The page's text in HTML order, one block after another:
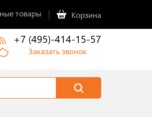
товары Корзина
+7 (495)-414-15-57
Заказать звонок